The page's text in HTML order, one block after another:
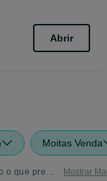
Abrir
Moitas Venda
Móveis, Casa e Jardim em Moitas Venda - tudo o que precisa Mostrar